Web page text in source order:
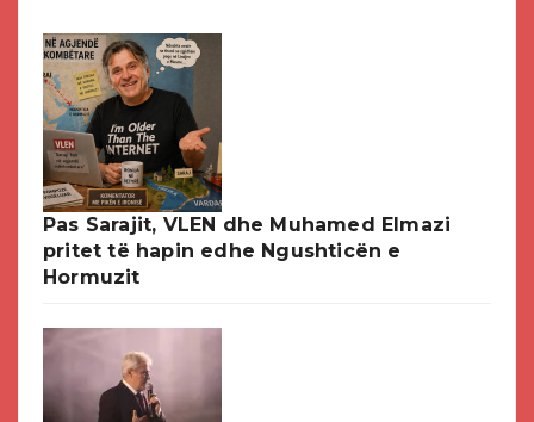
Pas Sarajit, VLEN dhe Muhamed Elmazi
pritet të hapin edhe Ngushticën e
Hormuzit